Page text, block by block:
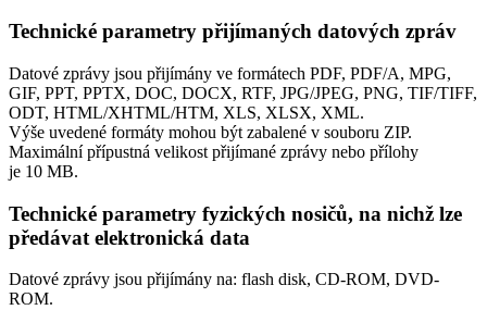
Technické parametry přijímaných datových zpráv
Datové zprávy jsou přijímány ve formátech PDF, PDF/A, MPG,
GIF, PPT, PPTX, DOC, DOCX, RTF, JPG/JPEG, PNG, TIF/TIFF,
ODT, HTML/XHTML/HTM, XLS, XLSX, XML.
Výše uvedené formáty mohou být zabalené v souboru ZIP.
Maximální přípustná velikost přijímané zprávy nebo přílohy
je 10 MB.
Technické parametry fyzických nosičů, na nichž lze
předávat elektronická data
Datové zprávy jsou přijímány na: flash disk, CD-ROM, DVD-
ROM.